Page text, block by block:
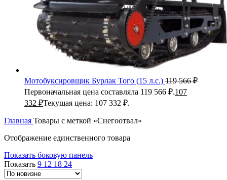
Мотобуксировщик Бурлак Того (15 л.с.) 119 566₽
Первоначальная цена составляла 119 566 ₽.107
332 ₽Текущая цена: 107 332 ₽.
Главная Товары с меткой «Снегоотвал»
Отображение единственного товара
Показать боковую панель
Показать 9 12 18 24